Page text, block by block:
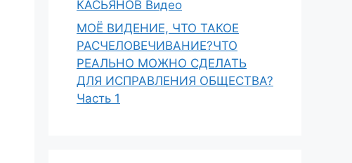
КАСЬЯНОВ Видео
МОЁ ВИДЕНИЕ, ЧТО ТАКОЕ
РАСЧЕЛОВЕЧИВАНИЕ?ЧТО
РЕАЛЬНО МОЖНО СДЕЛАТЬ
ДЛЯ ИСПРАВЛЕНИЯ ОБЩЕСТВА?
Часть 1